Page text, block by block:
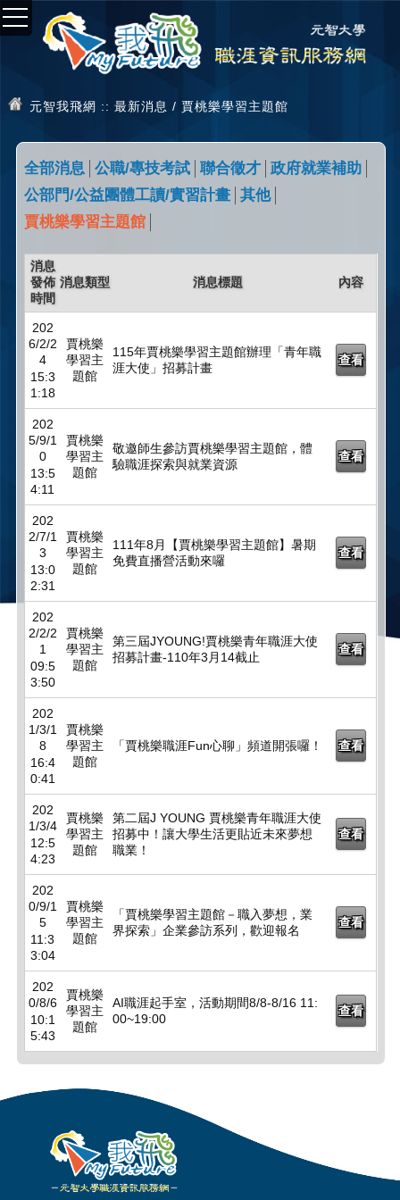
元智我飛網 :: 最新消息 / 賈桃樂學習主題館
全部消息 公職/專技考試 聯合徵才 政府就業補助
公部門/公益團體工讀/實習計畫 其他
賈桃樂學習主題館
消息
發佈
時間
消息類型 消息標題 內容
202
6/2/2
4
15:3
1:18
賈桃樂
學習主
題館
115年賈桃樂學習主題館辦理「青年職
涯大使」招募計畫
查看
202
5/9/1
0
13:5
4:11
賈桃樂
學習主
題館
敬邀師生參訪賈桃樂學習主題館，體
驗職涯探索與就業資源
查看
202
2/7/1
3
13:0
2:31
賈桃樂
學習主
題館
111年8月【賈桃樂學習主題館】暑期
免費直播營活動來囉
查看
202
2/2/2
1
09:5
3:50
賈桃樂
學習主
題館
第三屆JYOUNG!賈桃樂青年職涯大使
招募計畫-110年3月14截止
查看
202
1/3/1
8
16:4
0:41
賈桃樂
學習主
題館
「賈桃樂職涯Fun心聊」頻道開張囉！ 查看
202
1/3/4
12:5
4:23
賈桃樂
學習主
題館
第二屆J YOUNG 賈桃樂青年職涯大使
招募中！讓大學生活更貼近未來夢想
職業！
查看
202
0/9/1
5
11:3
3:04
賈桃樂
學習主
題館
「賈桃樂學習主題館－職入夢想，業
界探索」企業參訪系列，歡迎報名
查看
202
0/8/6
10:1
5:43
賈桃樂
學習主
題館
AI職涯起手室，活動期間8/8-8/16 11:
00~19:00
查看